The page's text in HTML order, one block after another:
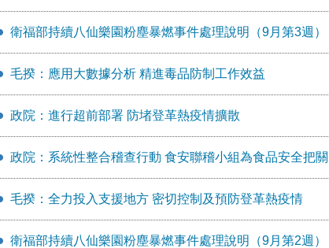
衛福部持續八仙樂園粉塵暴燃事件處理說明（9月第3週）
毛揆：應用大數據分析 精進毒品防制工作效益
政院：進行超前部署 防堵登革熱疫情擴散
政院：系統性整合稽查行動 食安聯稽小組為食品安全把關
毛揆：全力投入支援地方 密切控制及預防登革熱疫情
衛福部持續八仙樂園粉塵暴燃事件處理說明（9月第2週）